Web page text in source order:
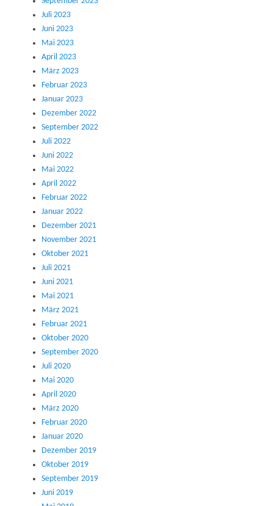
Juli 2023
Juni 2023
Mai 2023
April 2023
März 2023
Februar 2023
Januar 2023
Dezember 2022
September 2022
Juli 2022
Juni 2022
Mai 2022
April 2022
Februar 2022
Januar 2022
Dezember 2021
November 2021
Oktober 2021
Juli 2021
Juni 2021
Mai 2021
März 2021
Februar 2021
Oktober 2020
September 2020
Juli 2020
Mai 2020
April 2020
März 2020
Februar 2020
Januar 2020
Dezember 2019
Oktober 2019
September 2019
Juni 2019